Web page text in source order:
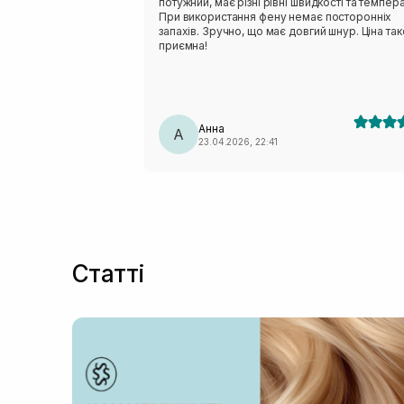
При використання фену немає посторонніх
запахів. Зручно, що має довгий шнур. Ціна
приємна!
А Анна
23.04.2026, 22:41
Статті